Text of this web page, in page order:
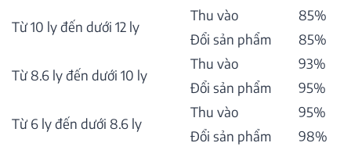
Từ 10 ly đến dưới 12 ly
Thu vào
85%
Đổi sản phẩm
85%
Từ 8.6 ly đến dưới 10 ly
Thu vào
93%
Đổi sản phẩm
95%
Từ 6 ly đến dưới 8.6 ly
Thu vào
95%
Đổi sản phẩm
98%